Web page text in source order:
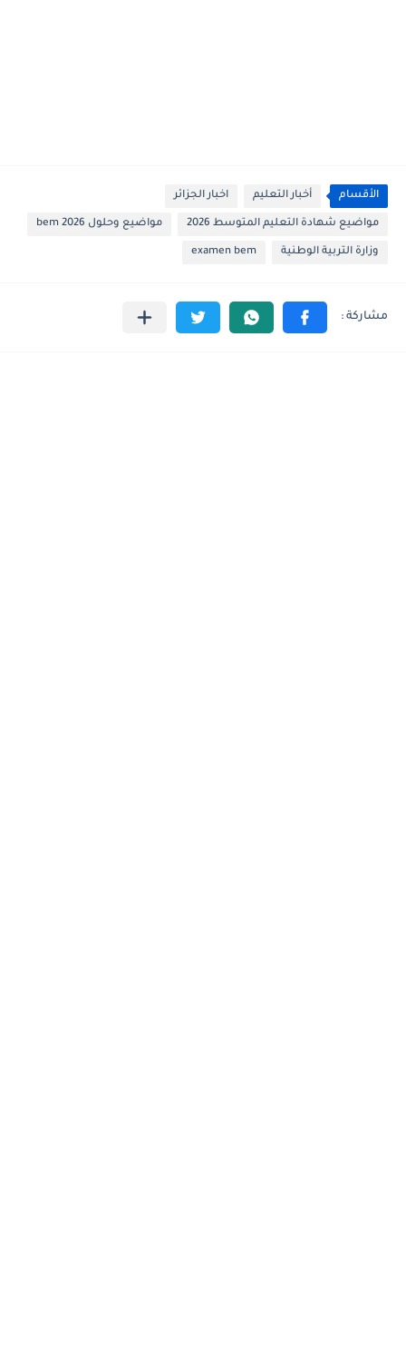
الأقسام أخبار التعليم اخبار الجزائر
مواضيع شهادة التعليم المتوسط 2026 مواضيع وحلول 2026 bem
وزارة التربية الوطنية examen bem